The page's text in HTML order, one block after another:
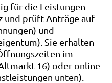
für die Leistungen
und prüft Anträge auf
und
Sie erhalten
im
16) oder online
unten).